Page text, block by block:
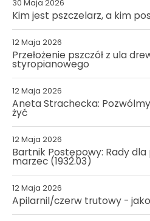
30 Maja 2026
Kim jest pszczelarz, a kim
12 Maja 2026
Przełożenie pszczół z ula
styropianowego
12 Maja 2026
Aneta Strachecka:
żyć
12 Maja 2026
Bartnik Postępowy: Rady
marzec (1932.03)
12 Maja 2026
Apilarnil/czerw trutowy -